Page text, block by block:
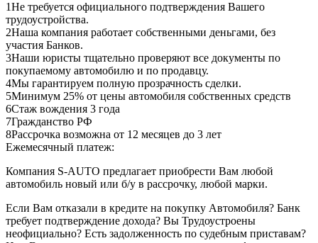
1Не требуется официального подтверждения Вашего
трудоустройства.
2Наша компания работает собственными деньгами, без
участия Банков.
3Наши юристы тщательно проверяют все документы по
покупаемому автомобилю и по продавцу.
4Мы гарантируем полную прозрачность сделки.
5Минимум 25% от цены автомобиля собственных средств
6Стаж вождения 3 года
7Гражданство РФ
8Рассрочка возможна от 12 месяцев до 3 лет
Ежемесячный платеж:
Компания S-AUTO предлагает приобрести Вам любой
автомобиль новый или б/у в рассрочку, любой марки.
Если Вам отказали в кредите на покупку Автомобиля? Банк
требует подтверждение дохода? Вы Трудоустроены
неофициально? Есть задолженность по судебным приставам?